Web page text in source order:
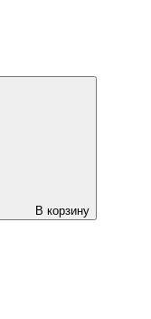
В корзину